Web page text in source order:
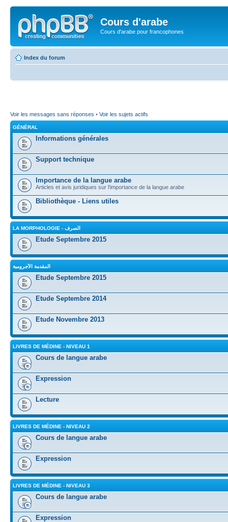
Cours d'arabe
Cours d'arabe pour francophones
Index du forum
Voir les messages sans réponses • Voir les sujets actifs
GÉNÉRAL
Informations générales
Support technique
Importance de la langue arabe
Articles et avis juridiques sur l'importance de la langue arabe
Bibliothèque - Liens utiles
LA MORPHOLOGIE - الصرف
Etude Septembre 2015
المقدمة الآجرومية
Etude Septembre 2015
Etude Septembre 2014
Etude Novembre 2013
LIVRES DE MÉDINE - NIVEAU 1
Cours de langue arabe
Expression
Lecture
LIVRES DE MÉDINE - NIVEAU 2
Cours de langue arabe
Expression
LIVRES DE MÉDINE - NIVEAU 3
Cours de langue arabe
Expression